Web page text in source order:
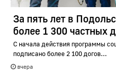
За пять лет в
более 1 300 частных
С начала действия программы
подписано более 2 100 догов...
вчера